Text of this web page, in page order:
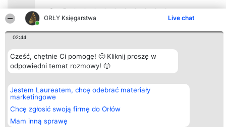
ORŁY Księgarstwa Live chat
02:44
Cześć, chętnie Ci pomogę! 🙂 Kliknij proszę w
odpowiedni temat rozmowy! 🙂
Jestem Laureatem, chcę odebrać materiały
marketingowe
Chcę zgłosić swoją firmę do Orłów
Mam inną sprawę
9.4
Organizator plebiscytu
Bright Side Solutions sp. z o.
o. sp. k.
ul. Ruska 22
KRS 0000749100 | Regon
381313360 | NIP 8943132676
+48 508 492 400
Plebiscyt
Laureaci
Lista
wszystkich
Zasady
Regulamin
Prywatności
Kontakt
Kontakt